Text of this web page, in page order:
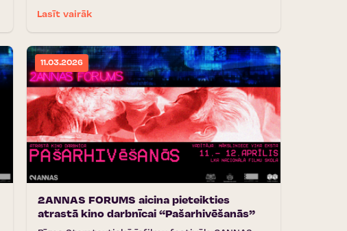
Lasīt vairāk
11.03.2026
2ANNAS FORUMS aicina pieteikties
atrastā kino darbnīcai “Pašarhivēšanās”